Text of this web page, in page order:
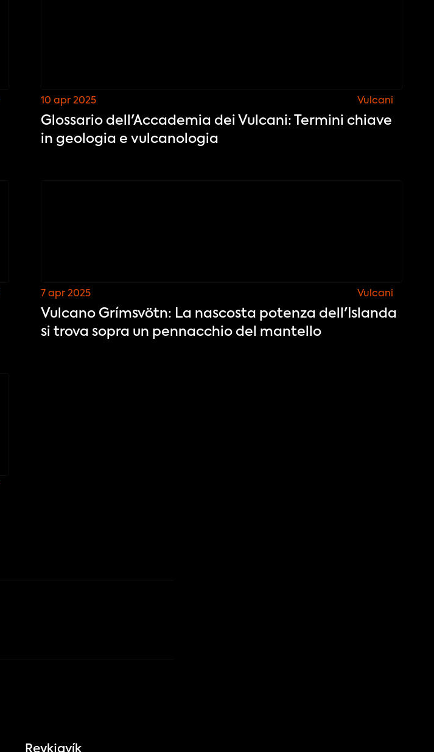
10 apr 2025 Vulcani
Glossario dell'Accademia dei Vulcani: Termini chiave
in geologia e vulcanologia
7 apr 2025 Vulcani
Vulcano Grímsvötn: La nascosta potenza dell'Islanda
si trova sopra un pennacchio del mantello
Reykjavík